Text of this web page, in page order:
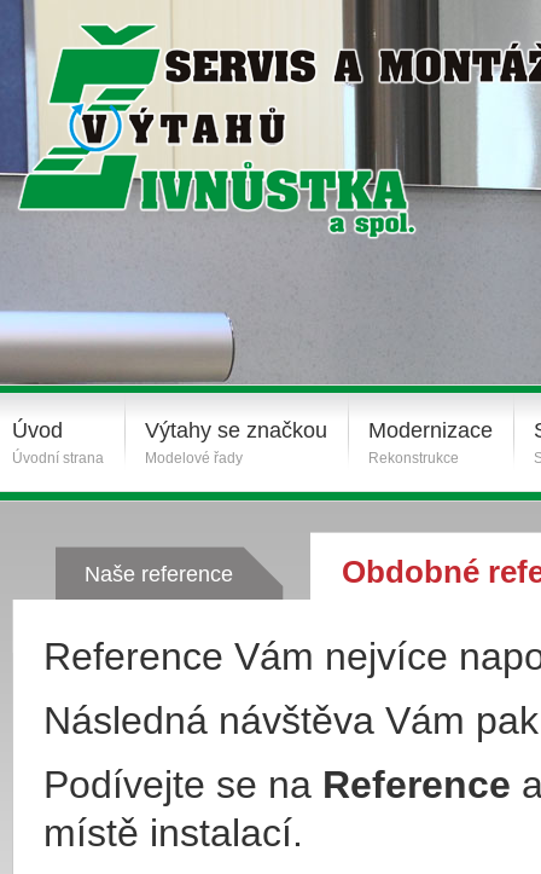
Úvod
Úvodní strana
Výtahy se značkou
Modelové řady
Modernizace
Rekonstrukce
Naše reference Obdobné
Reference Vám nejvíce
Následná návštěva Vám
Podívejte se na Reference
místě instalací.